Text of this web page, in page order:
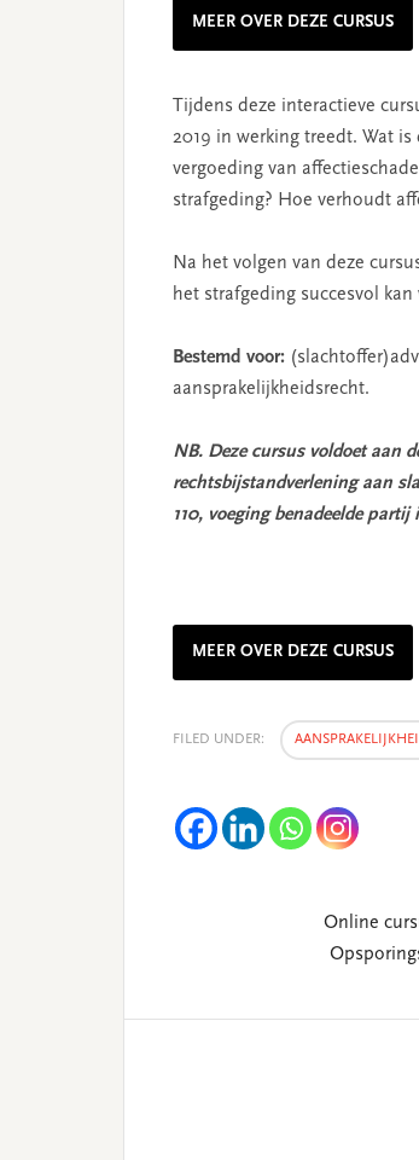
MEER OVER DEZE CURSUS
Tijdens deze interactieve
2019 in werking treedt. Wat
vergoeding van
strafgeding? Hoe verhoudt
Na het volgen van deze
het strafgeding succesvol
Bestemd voor:
aansprakelijkheidsrecht.
NB. Deze cursus voldoet aan
rechtsbijstandverlening aan
110, voeging benadeelde
MEER OVER DEZE CURSUS
FILED UNDER:
Online